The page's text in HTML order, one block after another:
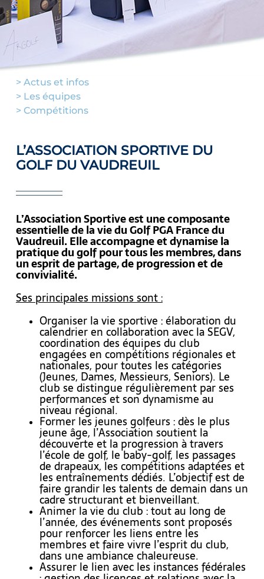
> Actus et infos
> Les équipes
> Compétitions
L’ASSOCIATION SPORTIVE DU
GOLF DU VAUDREUIL
L’Association Sportive est une composante
essentielle de la vie du Golf PGA France du
Vaudreuil. Elle accompagne et dynamise la
pratique du golf pour tous les membres, dans
un esprit de partage, de progression et de
convivialité.
Ses principales missions sont :
Organiser la vie sportive : élaboration du
calendrier en collaboration avec la SEGV,
coordination des équipes du club
engagées en compétitions régionales et
nationales, pour toutes les catégories
(Jeunes, Dames, Messieurs, Seniors). Le
club se distingue régulièrement par ses
performances et son dynamisme au
niveau régional.
Former les jeunes golfeurs : dès le plus
jeune âge, l’Association soutient la
découverte et la progression à travers
l’école de golf, le baby-golf, les passages
de drapeaux, les compétitions adaptées et
les entraînements dédiés. L’objectif est de
faire grandir les talents de demain dans un
cadre structurant et bienveillant.
Animer la vie du club : tout au long de
l’année, des événements sont proposés
pour renforcer les liens entre les
membres et faire vivre l’esprit du club,
dans une ambiance chaleureuse.
Assurer le lien avec les instances fédérales